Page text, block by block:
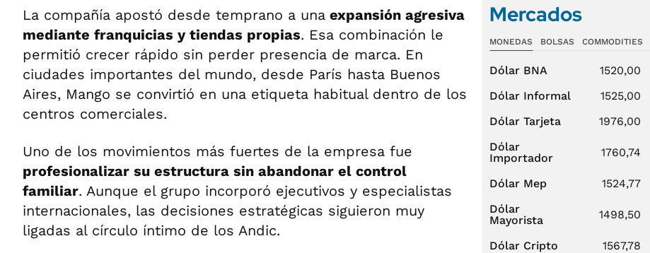
La compañía apostó desde temprano a una expansión agresiva
mediante franquicias y tiendas propias. Esa combinación le
permitió crecer rápido sin perder presencia de marca. En
ciudades importantes del mundo, desde París hasta Buenos
Aires, Mango se convirtió en una etiqueta habitual dentro de los
centros comerciales.
Uno de los movimientos más fuertes de la empresa fue
profesionalizar su estructura sin abandonar el control
familiar. Aunque el grupo incorporó ejecutivos y especialistas
internacionales, las decisiones estratégicas siguieron muy
ligadas al círculo íntimo de los Andic.
Mercados
MONEDAS BOLSAS COMMODITIES
Dólar BNA 1520,00
Dólar Informal
1525,00
Dólar Tarjeta
1976,00
Dólar
Importador
1760,74
Dólar Mep 1524,77
Dólar
Mayorista
1498,50
Dólar Cripto 1567,78